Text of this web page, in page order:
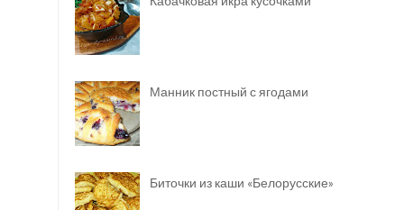
Манник постный с ягодами
Биточки из каши «Белорусские»